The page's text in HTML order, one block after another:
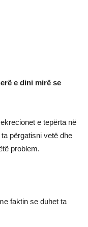
e dini mirë se
e tepërta në
përgatisni vetë dhe
problem.
faktin se duhet ta